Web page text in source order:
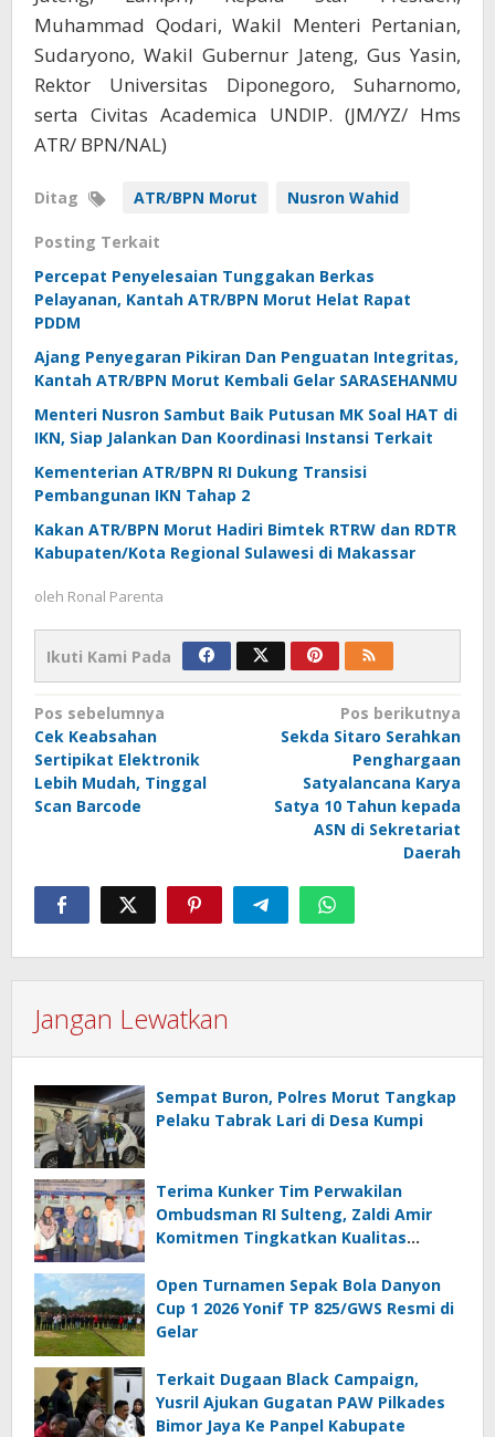
Muhammad Qodari, Wakil Menteri Pertanian,
Sudaryono, Wakil Gubernur Jateng, Gus Yasin,
Rektor Universitas Diponegoro, Suharnomo,
serta Civitas Academica UNDIP. (JM/YZ/ Hms
ATR/ BPN/NAL)
Ditag ATR/BPN Morut Nusron Wahid
Posting Terkait
Percepat Penyelesaian Tunggakan Berkas
Pelayanan, Kantah ATR/BPN Morut Helat Rapat
PDDM
Ajang Penyegaran Pikiran Dan Penguatan Integritas,
Kantah ATR/BPN Morut Kembali Gelar SARASEHANMU
Menteri Nusron Sambut Baik Putusan MK Soal HAT di
IKN, Siap Jalankan Dan Koordinasi Instansi Terkait
Kementerian ATR/BPN RI Dukung Transisi
Pembangunan IKN Tahap 2
Kakan ATR/BPN Morut Hadiri Bimtek RTRW dan RDTR
Kabupaten/Kota Regional Sulawesi di Makassar
oleh Ronal Parenta
Ikuti Kami Pada
Navigasi
pos
Pos sebelumnya
Cek Keabsahan
Sertipikat Elektronik
Lebih Mudah, Tinggal
Scan Barcode
Pos berikutnya
Sekda Sitaro Serahkan
Penghargaan
Satyalancana Karya
Satya 10 Tahun kepada
ASN di Sekretariat
Daerah
Jangan Lewatkan
Sempat Buron, Polres Morut Tangkap
Pelaku Tabrak Lari di Desa Kumpi
Terima Kunker Tim Perwakilan
Ombudsman RI Sulteng, Zaldi Amir
Komitmen Tingkatkan Kualitas
Mal Administrasi
Open Turnamen Sepak Bola Danyon
Cup 1 2026 Yonif TP 825/GWS Resmi di
Gelar
Terkait Dugaan Black Campaign,
Yusril Ajukan Gugatan PAW Pilkades
Bimor Jaya Ke Panpel Kabupate